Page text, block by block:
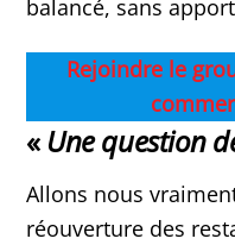
balancé, sans
Rejoindre le
« Une question
Allons nous
réouverture des